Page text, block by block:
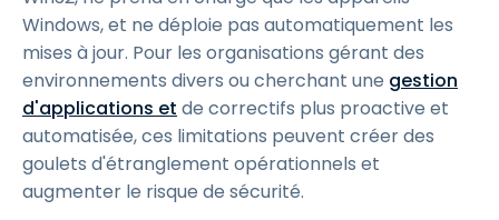
Windows, et ne déploie pas automatiquement les
mises à jour. Pour les organisations gérant des
environnements divers ou cherchant une gestion
d'applications et de correctifs plus proactive et
automatisée, ces limitations peuvent créer des
goulets d'étranglement opérationnels et
augmenter le risque de sécurité.